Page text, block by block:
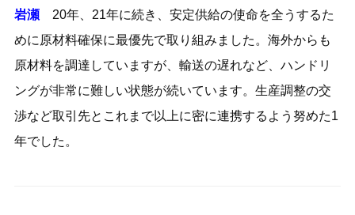
岩瀬20年、21年に続き、安定供給の使命を全うするた
めに原材料確保に最優先で取り組みました。海外からも
原材料を調達していますが、輸送の遅れなど、ハンドリ
ングが非常に難しい状態が続いています。生産調整の交
渉など取引先とこれまで以上に密に連携するよう努めた1
年でした。